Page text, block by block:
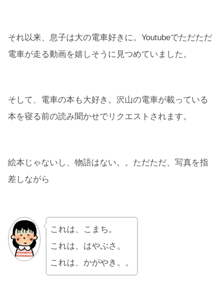
それ以来、息子は大の電車好きに。Youtubeでただただ
電車が走る動画を嬉しそうに見つめていました。
そして、電車の本も大好き。沢山の電車が載っている
本を寝る前の読み聞かせでリクエストされます。
絵本じゃないし、物語はない。。ただただ、写真を指
差しながら
これは、こまち。
これは、はやぶさ。
これは、かがやき。。